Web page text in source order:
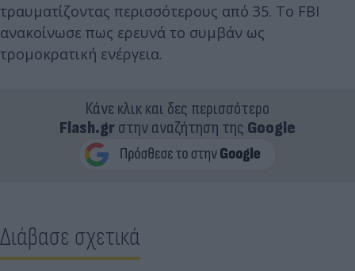
τραυματίζοντας περισσότερους από 35. Το FBI
ανακοίνωσε πως ερευνά το συμβάν ως
τρομοκρατική ενέργεια.
Κάνε κλικ και δες περισσότερο
Flash.grστην αναζήτηση της Google
Διάβασε σχετικά